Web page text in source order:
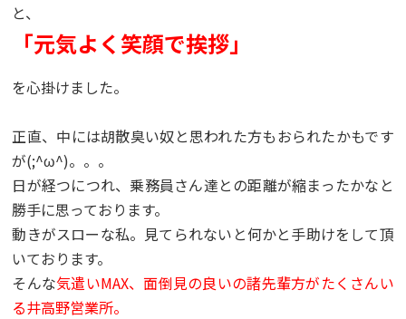
と、
「元気よく笑顔で挨拶」
を心掛けました。
正直、中には胡散臭い奴と思われた方もおられたかもです
が(;^ω^)。。。
日が経つにつれ、乗務員さん達との距離が縮まったかなと
勝手に思っております。
動きがスローな私。見てられないと何かと手助けをして頂
いております。
そんな気遣いMAX、面倒見の良いの諸先輩方がたくさんい
る井高野営業所。